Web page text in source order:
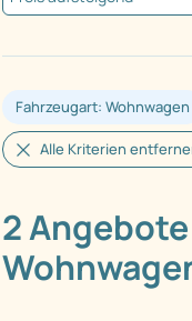
Fahrzeugart: Wohnwagen
Alle Kriterien
2